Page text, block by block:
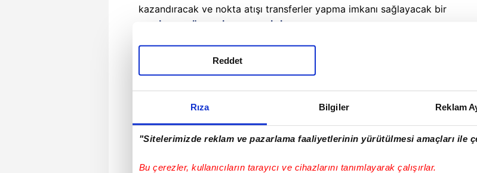
Rıza Bilgiler Reklam
"Sitelerimizde reklam ve pazarlama faaliyetlerinin yürütülmesi amaçları ile
Bu çerezler, kullanıcıların tarayıcı ve cihazlarını tanımlayarak çalışırlar.
Reddet
kazandıracak ve nokta atışı transferler yapma imkanı sağlayacak bir
YENİDEN YÜKSELİŞ PROJESİDİR…
"Beşiktaş'ın mallarını satıyorlar" geyiği yapacak olanlar yine yapsınlar ama
kazın ayağı öyle değil. Bölük-pörçük bir araziden müthiş bir projeyle,
maksimum 200 milyon euro gelir elde etme imkanı ortaya çıkarılmıştır. Bu
büyük bir başarıdır ve 40 yıllık tecrübeyle söylüyorum; bu projeye destek
vermek her Beşiktaşlının görevidir.
Yasal Uyarı:Yayınlanan köşe yazısı/haberin tüm hakları Turkuvaz Medya Grubu’na aittir. Kaynak
gösterilse veya habere aktif link verilse dahi köşe yazısı/haberin tamamı ya da bir bölümü kesinlikle